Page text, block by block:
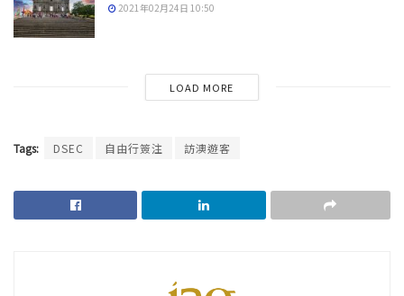
2021年02月24日 10:50
LOAD MORE
Tags: DSEC 自由行簽注 訪澳遊客